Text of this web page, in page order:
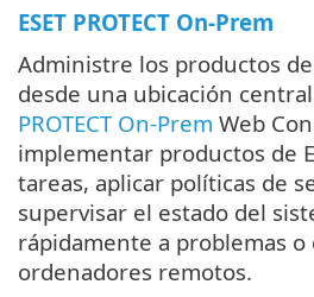
ESET PROTECT On-Prem
Administre los productos
desde una ubicación
PROTECT On-Prem Web
implementar productos de
tareas, aplicar políticas de
supervisar el estado del
rápidamente a problemas o
ordenadores remotos.